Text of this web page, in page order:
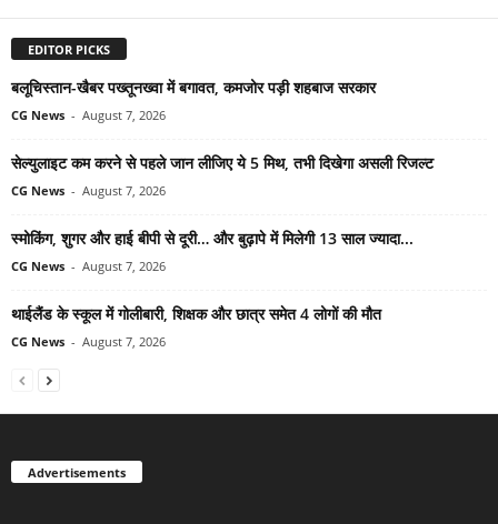
EDITOR PICKS
बलूचिस्तान-खैबर पख्तूनख्वा में बगावत, कमजोर पड़ी शहबाज सरकार
CG News - August 7, 2026
सेल्युलाइट कम करने से पहले जान लीजिए ये 5 मिथ, तभी दिखेगा असली रिजल्ट
CG News - August 7, 2026
स्मोकिंग, शुगर और हाई बीपी से दूरी… और बुढ़ापे में मिलेगी 13 साल ज्यादा...
CG News - August 7, 2026
थाईलैंड के स्कूल में गोलीबारी, शिक्षक और छात्र समेत 4 लोगों की मौत
CG News - August 7, 2026
Advertisements